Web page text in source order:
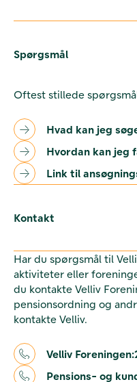
Spørgsmål
Oftest stillede
Hvad kan jeg
Hvordan kan jeg
Link til
Kontakt
Har du spørgsmål til
aktiviteter eller
du kontakte Velliv
pensionsordning og
kontakte Velliv.
Velliv Foreningen:
Pensions- og